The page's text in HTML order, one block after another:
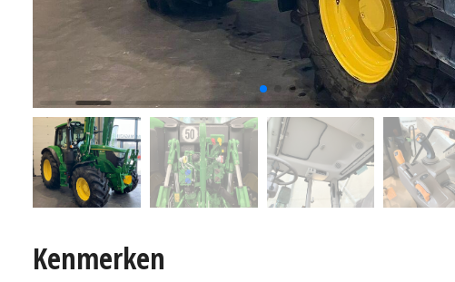
Kenmerken